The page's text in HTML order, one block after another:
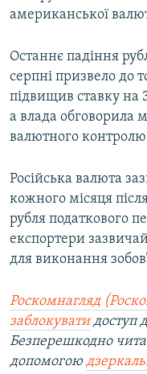
американської
Останнє падіння
серпні призвело до
підвищив ставку на
а влада обговорила
валютного
Російська валюта
кожного місяця
рубля податкового
експортери
для виконання
Роскомнагляд
заблокуватидоступ
Безперешкодно
допомогою